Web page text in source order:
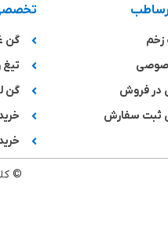
زخم
در فروش
ثبت سفارش
گن
تیغ
گن
©